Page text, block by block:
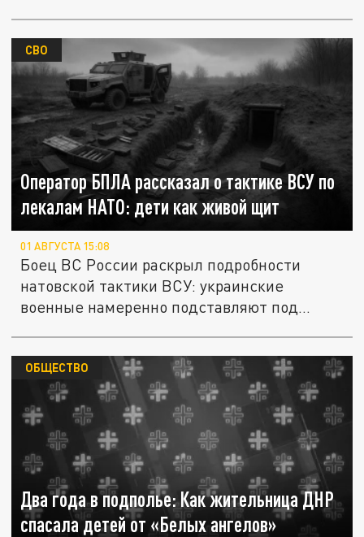
Оператор БПЛА рассказал о тактике ВСУ по
лекалам НАТО: дети как живой щит
СВО
01 АВГУСТА 15:08
Боец ВС России раскрыл подробности
натовской тактики ВСУ: украинские
военные намеренно подставляют под
Два года в подполье: Как жительница ДНР
спасала детей от «Белых ангелов»
ОБЩЕСТВО